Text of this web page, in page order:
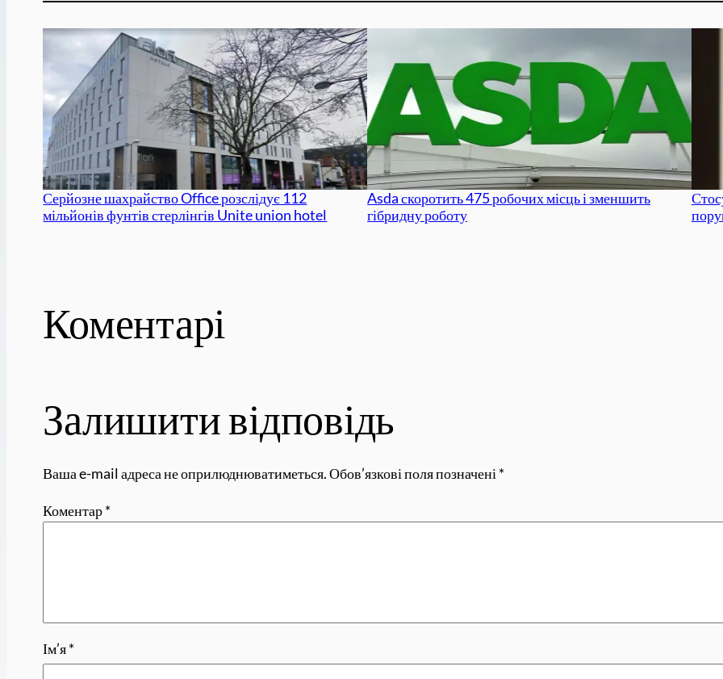
Серйозне шахрайство Office розслідує 112
мільйонів фунтів стерлінгів Unite union hotel
Asda скоротить 475 робочих місць і зменшить
гібридну роботу
Коментарі
Залишити відповідь
Ваша e-mail адреса не оприлюднюватиметься. Обов’язкові поля позначені *
Коментар*
Ім’я*